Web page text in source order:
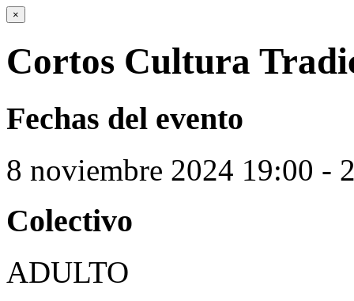
×
Cortos Cultura
Fechas del evento
8 noviembre 2024 19:00 -
Colectivo
ADULTO